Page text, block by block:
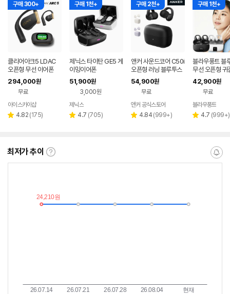
구매 300+
클리어아크5 LDAC
오픈형 무선 이어폰
294,000원
무료
페이
아이스카이샵
별 4.82 리
(175)
구매 1천+
제닉스 타이탄 GE5 게
이밍이어폰
51,900원
3,000원
페이
제닉스
별 4.7 리
(705)
구매 2천+
앤커 사운드코어 C50i
오픈형 러닝 블루투스
이어폰 D1101
54,900원
무료
앤커 공식스토어
별 4.84 리
(999+)
구매 1천+
블라우풍트 블
무선 오픈형 귀
찌형 이어폰 귀
이어클립 러닝
어폰
42,900원
무료
페
블라우풍트
별 4.7 리
(999+)
최저가 추이
최
이
란?
알